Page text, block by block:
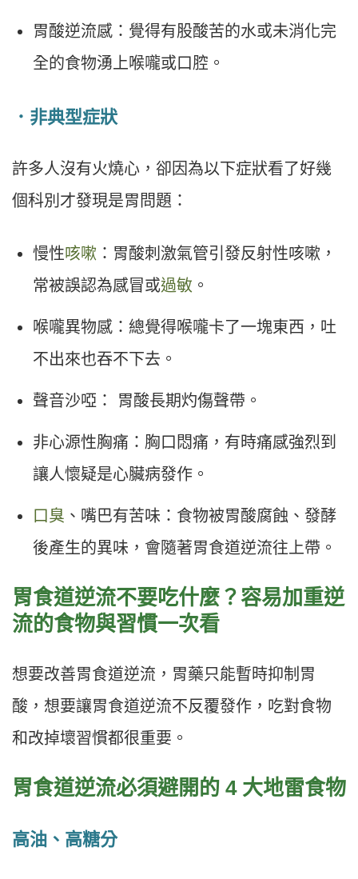
胃酸逆流感：覺得有股酸苦的水或未消化完
全的食物湧上喉嚨或口腔。
．非典型症狀
許多人沒有火燒心，卻因為以下症狀看了好幾
個科別才發現是胃問題：
慢性咳嗽 ：胃酸刺激氣管引發反射性咳嗽，
常被誤認為感冒或過敏 。
喉嚨異物感：總覺得喉嚨卡了一塊東西，吐
不出來也吞不下去。
聲音沙啞： 胃酸長期灼傷聲帶。
非心源性胸痛：胸口悶痛，有時痛感強烈到
讓人懷疑是心臟病發作。
口臭 、嘴巴有苦味：食物被胃酸腐蝕、發酵
後產生的異味，會隨著胃食道逆流往上帶。
胃食道逆流不要吃什麼？容易加重逆
流的食物與習慣一次看
想要改善胃食道逆流，胃藥只能暫時抑制胃
酸，想要讓胃食道逆流不反覆發作，吃對食物
和改掉壞習慣都很重要。
胃食道逆流必須避開的 4 大地雷食物
高油、高糖分